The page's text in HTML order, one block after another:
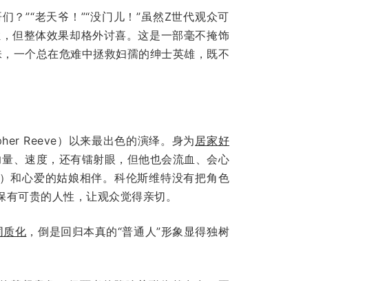
？”“老天爷！”“没门儿！”虽然Z世代观众可
但整体效果却格外讨喜。这是一部毫不掩饰
一个总在危难中拯救妇孺的绅士英雄，既不
Reeve）以来最出色的演绎。身为居家好
、速度，还有镭射眼，但他也会流血、会心
和心爱的姑娘相伴。科伦斯维特没有把角色
可贵的人性，让观众觉得亲切。
质化 ，倒是回归本真的“普通人”形象显得独树